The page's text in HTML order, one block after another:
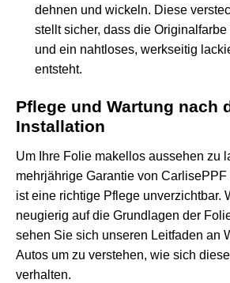
dehnen und wickeln. Diese
stellt sicher, dass die
und ein nahtloses, werkseitig
entsteht.
Pflege und Wartung nach
Installation
Um Ihre Folie makellos aussehen zu
mehrjährige Garantie von
ist eine richtige Pflege unverzichtbar.
neugierig auf die Grundlagen der
sehen Sie sich unseren Leitfaden an
Autos um zu verstehen, wie sich
verhalten.